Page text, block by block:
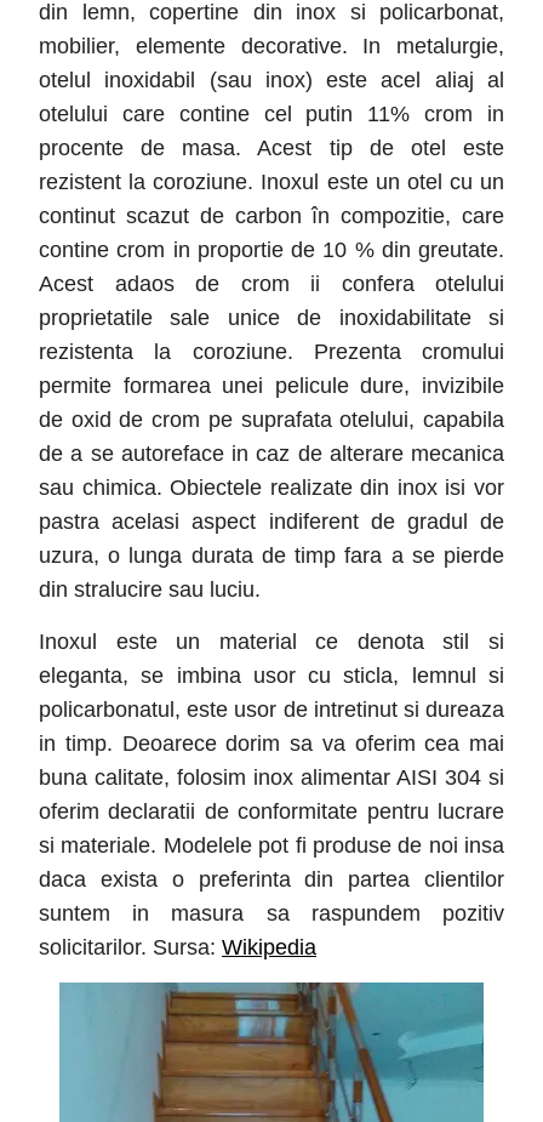
din lemn, copertine din inox si policarbonat,
mobilier, elemente decorative. In metalurgie,
otelul inoxidabil (sau inox) este acel aliaj al
otelului care contine cel putin 11% crom in
procente de masa. Acest tip de otel este
rezistent la coroziune. Inoxul este un otel cu un
continut scazut de carbon în compozitie, care
contine crom in proportie de 10 % din greutate.
Acest adaos de crom ii confera otelului
proprietatile sale unice de inoxidabilitate si
rezistenta la coroziune. Prezenta cromului
permite formarea unei pelicule dure, invizibile
de oxid de crom pe suprafata otelului, capabila
de a se autoreface in caz de alterare mecanica
sau chimica. Obiectele realizate din inox isi vor
pastra acelasi aspect indiferent de gradul de
uzura, o lunga durata de timp fara a se pierde
din stralucire sau luciu.
Inoxul este un material ce denota stil si
eleganta, se imbina usor cu sticla, lemnul si
policarbonatul, este usor de intretinut si dureaza
in timp. Deoarece dorim sa va oferim cea mai
buna calitate, folosim inox alimentar AISI 304 si
oferim declaratii de conformitate pentru lucrare
si materiale. Modelele pot fi produse de noi insa
daca exista o preferinta din partea clientilor
suntem in masura sa raspundem pozitiv
solicitarilor. Sursa: Wikipedia